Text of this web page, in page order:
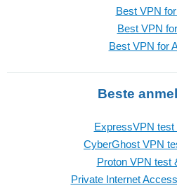
Best VPN
Best VPN
Best VPN for
Beste
ExpressVPN test
CyberGhost VPN
Proton VPN test
Private Internet